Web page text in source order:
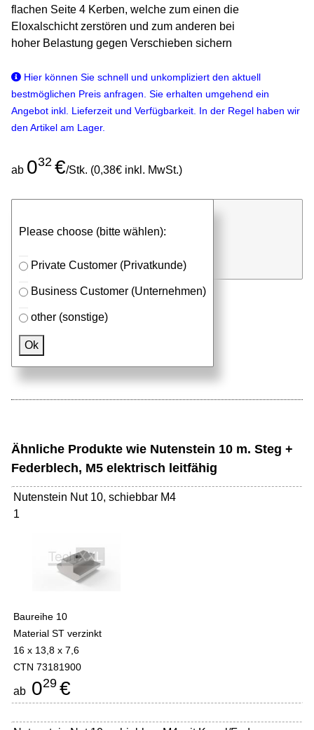
flachen Seite 4 Kerben, welche zum einen die
Eloxalschicht zerstören und zum anderen bei
hoher Belastung gegen Verschieben sichern
Hier können Sie schnell und unkompliziert den aktuell
bestmöglichen Preis anfragen. Sie erhalten umgehend ein
Angebot inkl. Lieferzeit und Verfügbarkeit. In der Regel haben wir
den Artikel am Lager.
ab 032 €/Stk. (0,38€ inkl. MwSt.)
Please choose (bitte wählen):
Private Customer (Privatkunde)
Business Customer (Unternehmen)
other (sonstige)
Ok
⮮
Stk. in Anfrageliste
Passendes Zubehör
Aluprofile
Ähnliche Produkte wie Nutenstein 10 m. Steg +
Federblech, M5 elektrisch leitfähig
Nutenstein Nut 10, schiebbar M4
1
Baureihe 10
Material ST verzinkt
16 x 13,8 x 7,6
CTN 73181900
ab 029 €